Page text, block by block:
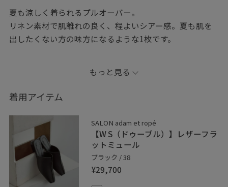
夏も涼しく着られるプルオーバー。
リネン素材で肌離れの良く、程よいシアー感。夏も肌を
出したくない方の味方になるような1枚です。
前後2way仕様で、気分で変えられるのも嬉しいです。
bag: KAMARO'AN
【お問い合わせ番号】SBX56480
_ _ _ _ _ _ _ _ _ _ _ _ _ _ _
✏︎Information
もっと見る
着用アイテム
SALON adam et ropé
【W S（ドゥーブル）】レザーフラ
ットミュール
ブラック / 38
¥29,700